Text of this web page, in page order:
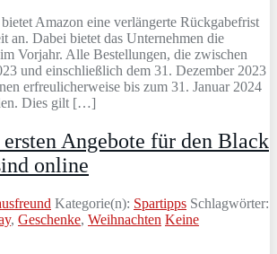
Amazon eine verlängerte Rückgabefrist
an. Dabei bietet das Unternehmen die
Vorjahr. Alle Bestellungen, die zwischen
und einschließlich dem 31. Dezember 2023
erfreulicherweise bis zum 31. Januar 2024
Dies gilt […]
Angebote für den Black
online
Kategorie(n): Spartipps Schlagwörter:
, Geschenke, Weihnachten Keine